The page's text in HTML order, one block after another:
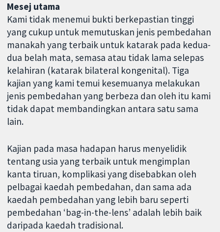
Mesej utama
Kami tidak menemui bukti berkepastian tinggi
yang cukup untuk memutuskan jenis pembedahan
manakah yang terbaik untuk katarak pada kedua-
dua belah mata, semasa atau tidak lama selepas
kelahiran (katarak bilateral kongenital). Tiga
kajian yang kami temui kesemuanya melakukan
jenis pembedahan yang berbeza dan oleh itu kami
tidak dapat membandingkan antara satu sama
lain.
Kajian pada masa hadapan harus menyelidik
tentang usia yang terbaik untuk mengimplan
kanta tiruan, komplikasi yang disebabkan oleh
pelbagai kaedah pembedahan, dan sama ada
kaedah pembedahan yang lebih baru seperti
pembedahan ‘bag-in-the-lens’ adalah lebih baik
daripada kaedah tradisional.